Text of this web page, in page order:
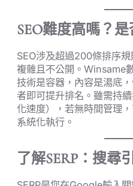
SEO難度高嗎？
SEO涉及超過200條排序
複雜且不公開。Winsame
技術是容器，內容是湯底
者即可提升排名。雖需持
化速度），若無時間管理
系統化執行。
了解SERP：搜尋